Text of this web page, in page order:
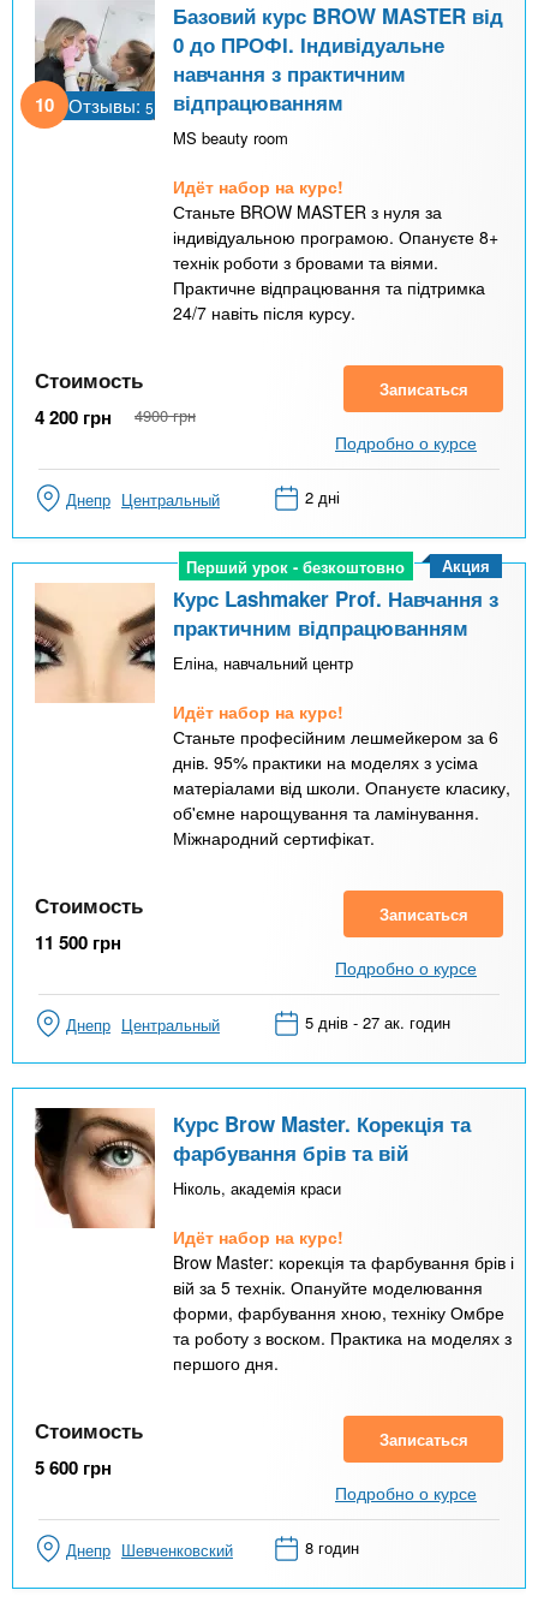
10 Отзывы: 5
Базовий курс BROW MASTER від
0 до ПРОФІ. Індивідуальне
навчання з практичним
відпрацюванням
MS beauty room
Идёт набор на курс!
Станьте BROW MASTER з нуля за
індивідуальною програмою. Опануєте 8+
технік роботи з бровами та віями.
Практичне відпрацювання та підтримка
24/7 навіть після курсу.
Стоимость
4 200 грн 4900 грн
Записаться
Подробно о курсе
Днепр Центральный 2 дні
Перший урок - безкоштовно
Перший урок - безкоштовно
Курс Lashmaker Prof. Навчання з
практичним відпрацюванням
Еліна, навчальний центр
Идёт набор на курс!
Станьте професійним лешмейкером за 6
днів. 95% практики на моделях з усіма
матеріалами від школи. Опануєте класику,
об'ємне нарощування та ламінування.
Міжнародний сертифікат.
Акция
Стоимость
11 500 грн
Записаться
Подробно о курсе
Днепр Центральный 5 днів - 27 ак. годин
Курс Brow Master. Корекція та
фарбування брів та вій
Ніколь, академія краси
Идёт набор на курс!
Brow Master: корекція та фарбування брів і
вій за 5 технік. Опануйте моделювання
форми, фарбування хною, техніку Омбре
та роботу з воском. Практика на моделях з
першого дня.
Стоимость
5 600 грн
Записаться
Подробно о курсе
Днепр Шевченковский 8 годин